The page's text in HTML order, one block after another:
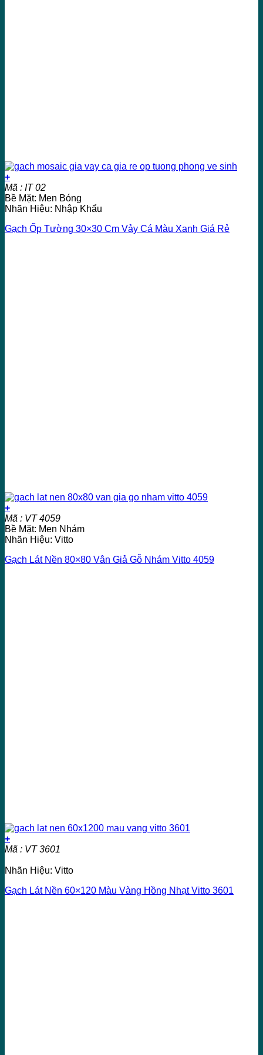
+
Mã : IT 02
Bề Mặt: Men Bóng
Nhãn Hiệu: Nhập Khẩu
Gạch Ốp Tường 30×30 Cm Vảy Cá Màu Xanh Giá Rẻ
+
Mã : VT 4059
Bề Mặt: Men Nhám
Nhãn Hiệu: Vitto
Gạch Lát Nền 80×80 Vân Giả Gỗ Nhám Vitto 4059
+
Mã : VT 3601
Nhãn Hiệu: Vitto
Gạch Lát Nền 60×120 Màu Vàng Hồng Nhạt Vitto 3601